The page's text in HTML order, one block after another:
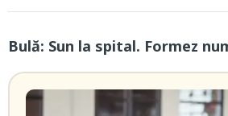
Bulă: Sun la spital. Formez